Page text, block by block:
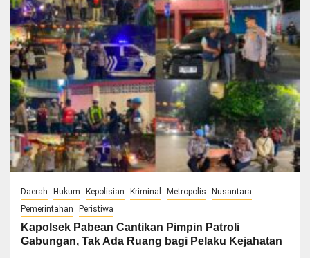
Daerah Hukum Kepolisian Kriminal Metropolis
Nusantara
Pemerintahan
Peristiwa
Kapolsek Pabean Cantikan Pimpin Patroli
Gabungan, Tak Ada Ruang bagi Pelaku Kejahatan